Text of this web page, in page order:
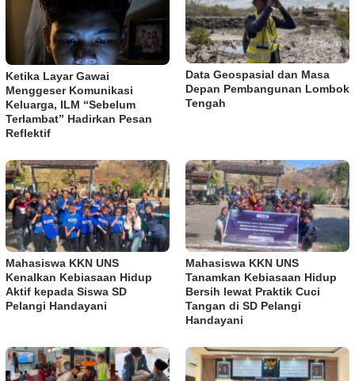
Ketika Layar Gawai
Menggeser Komunikasi
Keluarga, ILM “Sebelum
Terlambat” Hadirkan Pesan
Reflektif
Data Geospasial dan Masa
Depan Pembangunan Lombok
Tengah
Mahasiswa KKN UNS
Kenalkan Kebiasaan Hidup
Aktif kepada Siswa SD
Pelangi Handayani
Mahasiswa KKN UNS
Tanamkan Kebiasaan Hidup
Bersih lewat Praktik Cuci
Tangan di SD Pelangi
Handayani